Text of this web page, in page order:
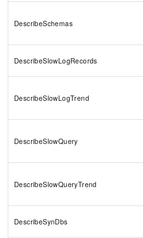
DescribeSchemas
DescribeSlowLogRecords
DescribeSlowLogTrend
DescribeSlowQuery
DescribeSlowQueryTrend
DescribeSynDbs